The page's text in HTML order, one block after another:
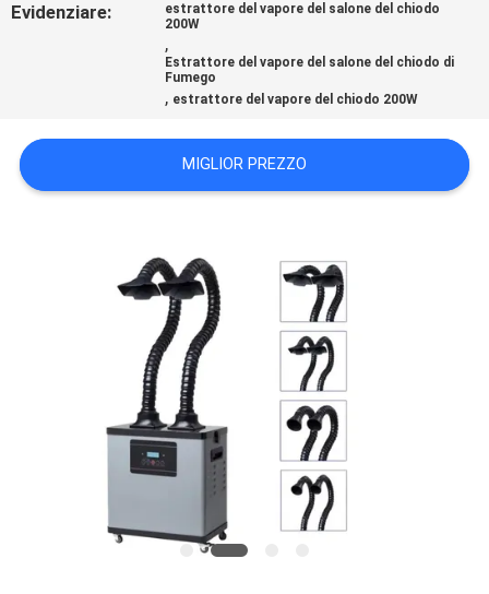
MAPPA
PRIVACY
Evidenziare:
estrattore del vapore del salone del chiodo
200W
,
Estrattore del vapore del salone del chiodo di
Fumego
, estrattore del vapore del chiodo 200W
MIGLIOR PREZZO